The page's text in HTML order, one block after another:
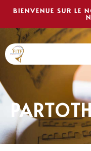
BIENVENUE SUR LE